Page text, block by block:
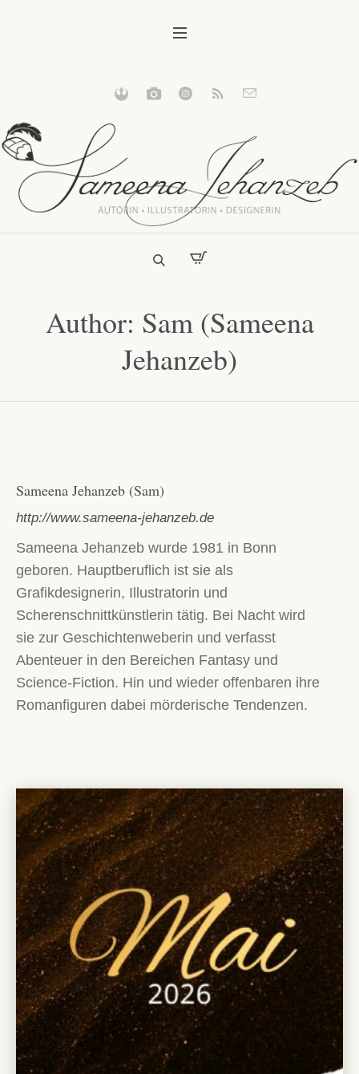
Author: Sam(Sameena
Jehanzeb)
Sameena Jehanzeb (Sam)
http://www.sameena-jehanzeb.de
Sameena Jehanzeb wurde 1981 in Bonn
geboren. Hauptberuflich ist sie als
Grafikdesignerin, Illustratorin und
Scherenschnittkünstlerin tätig. Bei Nacht wird
sie zur Geschichtenweberin und verfasst
Abenteuer in den Bereichen Fantasy und
Science-Fiction. Hin und wieder offenbaren ihre
Romanfiguren dabei mörderische Tendenzen.